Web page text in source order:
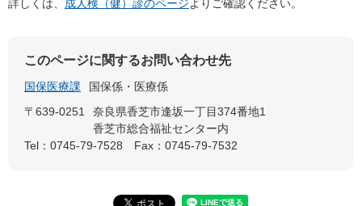
詳しくは、 成人検（健）診のページよりご確認ください。
このページに関するお問い合わせ先
国保医療課
国保係・医療係
〒639-0251
奈良県香芝市逢坂一丁目374番地1
香芝市総合福祉センター内
Tel：0745-79-7528
Fax：0745-79-7532